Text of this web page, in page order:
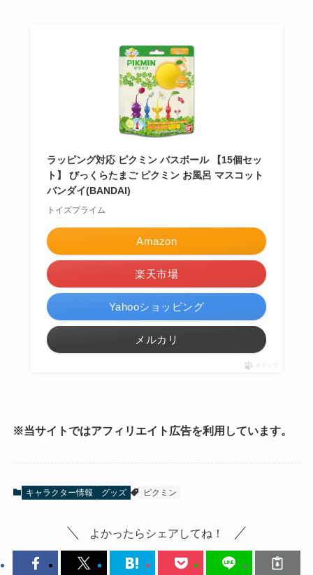
ラッピング対応 ピクミン バスボール 【15個セッ
ト】 びっくらたまご ピクミン お風呂 マスコット
バンダイ(BANDAI)
トイズプライム
Amazon
楽天市場
Yahooショッピング
メルカリ
ポチップ
※当サイトではアフィリエイト広告を利用しています。
キャラクター情報 グッズ ピクミン
よかったらシェアしてね！